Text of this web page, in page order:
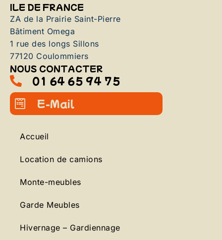
ILE DE FRANCE
ZA de la Prairie Saint-Pierre
Bâtiment Omega
1 rue des longs Sillons
77120 Coulommiers
NOUS CONTACTER
01 64 65 94 75
E-Mail
Accueil
Location de camions
Monte-meubles
Garde Meubles
Hivernage – Gardiennage